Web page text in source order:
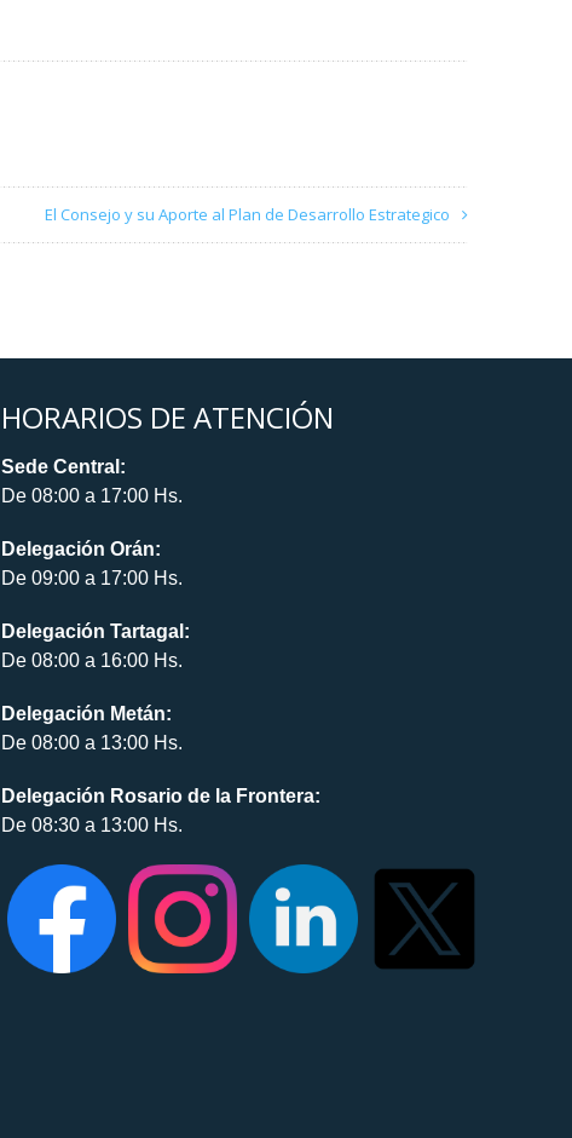
El Consejo y su Aporte al Plan de Desarrollo Estrategico
HORARIOS DE ATENCIÓN
Sede Central:
De 08:00 a 17:00 Hs.
Delegación Orán:
De 09:00 a 17:00 Hs.
Delegación Tartagal:
De 08:00 a 16:00 Hs.
Delegación Metán:
De 08:00 a 13:00 Hs.
Delegación Rosario de la Frontera:
De 08:30 a 13:00 Hs.